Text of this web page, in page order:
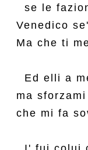
se le
Venedico
Ma che ti
Ed elli a
ma
che mi fa